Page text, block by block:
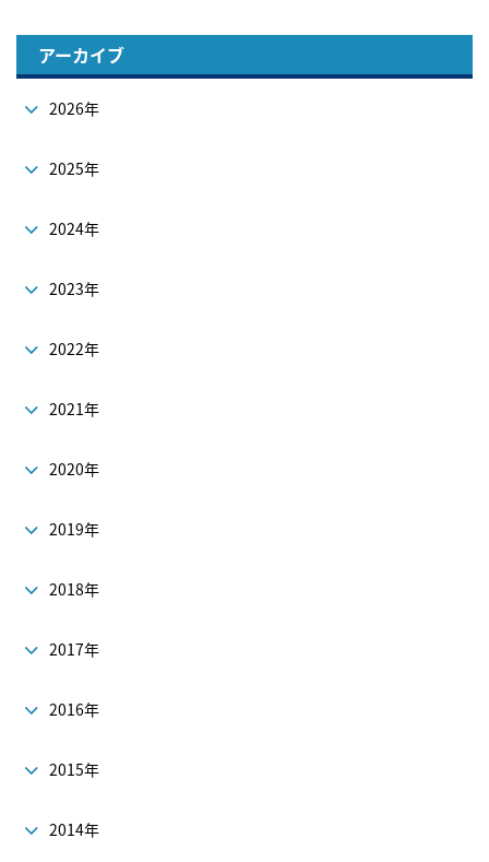
アーカイブ
2026年
2025年
2024年
2023年
2022年
2021年
2020年
2019年
2018年
2017年
2016年
2015年
2014年